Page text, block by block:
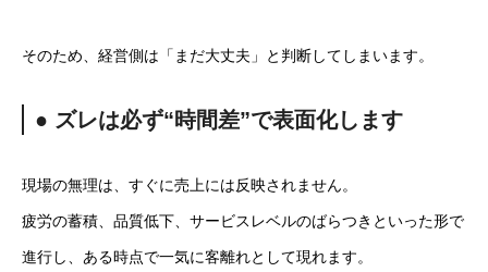
そのため、経営側は「まだ大丈夫」と判断してしまいます。
● ズレは必ず“時間差”で表面化します
現場の無理は、すぐに売上には反映されません。
疲労の蓄積、品質低下、サービスレベルのばらつきといった形で
進行し、ある時点で一気に客離れとして現れます。